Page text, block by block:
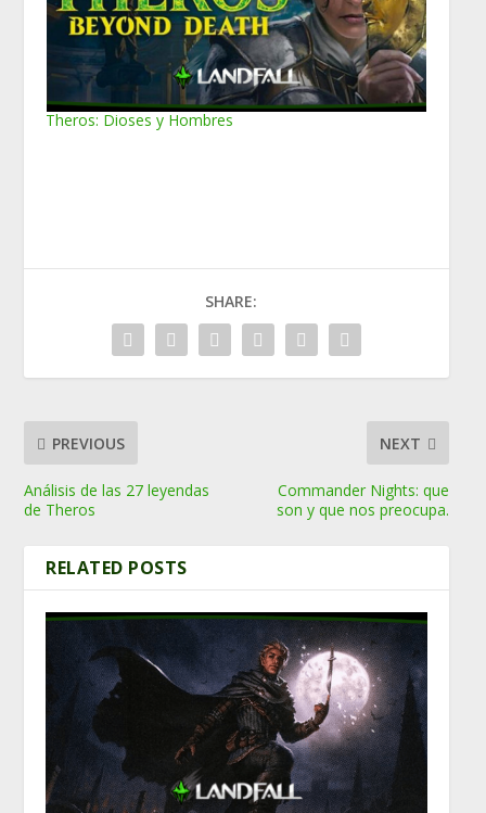
Theros: Dioses y Hombres
SHARE:
PREVIOUS
Análisis de las 27 leyendas
de Theros
NEXT
Commander Nights: que
son y que nos preocupa.
RELATED POSTS